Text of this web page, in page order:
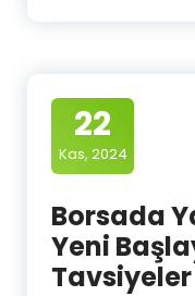
22
Kas, 2024
Borsada
Yeni
Tavsiyeler